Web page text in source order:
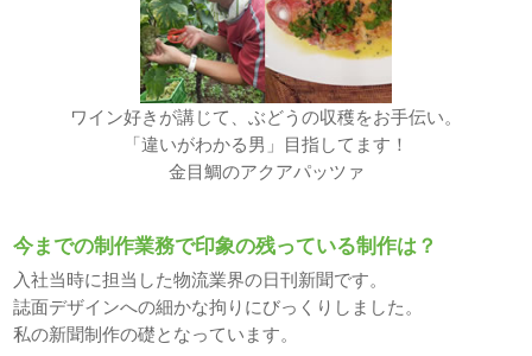
ワイン好きが講じて、ぶどうの収穫をお手伝い。
「違いがわかる男」目指してます！
金目鯛のアクアパッツァ
今までの制作業務で印象の残っている制作は？
入社当時に担当した物流業界の日刊新聞です。
誌面デザインへの細かな拘りにびっくりしました。
私の新聞制作の礎となっています。